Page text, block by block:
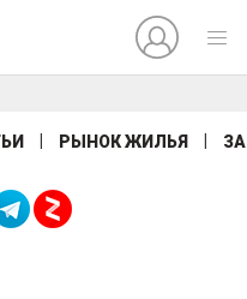
РЫНОК ЖИЛЬЯ